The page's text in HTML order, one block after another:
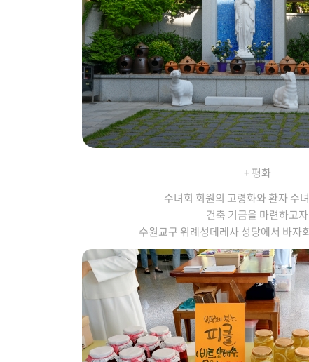
+ 평화
수녀회 회원의 고령화와 환자 수
건축 기금을 마련하고자
수원교구 위례성데레사 성당에서 바자